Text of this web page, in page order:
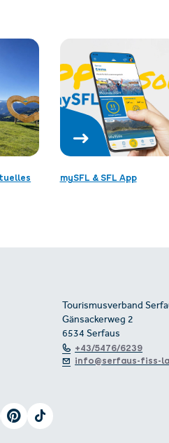
mySFL & SFL App
Tourismusverband
Gänsackerweg 2
6534 Serfaus
+43/5476/6239
info@serfaus-fiss-